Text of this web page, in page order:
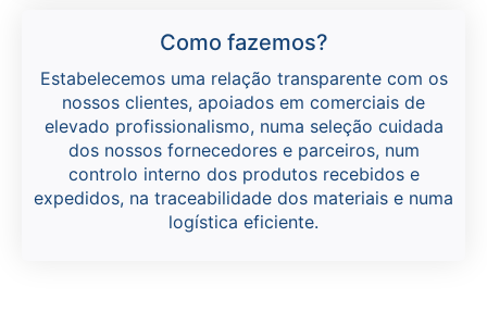
Como fazemos?
Estabelecemos uma relação transparente com os
nossos clientes, apoiados em comerciais de
elevado profissionalismo, numa seleção cuidada
dos nossos fornecedores e parceiros, num
controlo interno dos produtos recebidos e
expedidos, na traceabilidade dos materiais e numa
logística eficiente.